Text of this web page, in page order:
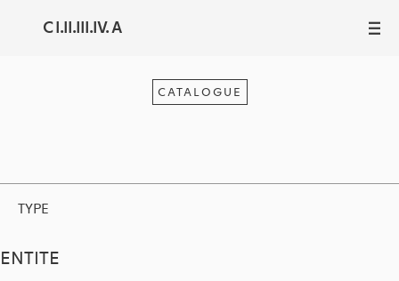
C I.II.III.IV. A III
CATALOGUE
TYPE
ENTITE